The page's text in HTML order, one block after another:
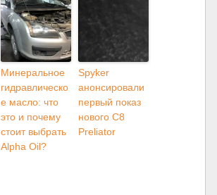
Минеральное
гидравлическо
е масло: что
это и почему
стоит выбрать
Alpha Oil?
Spyker
анонсировали
первый показ
нового C8
Preliator